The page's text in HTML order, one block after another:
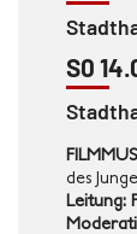
S0
des
Leitung: